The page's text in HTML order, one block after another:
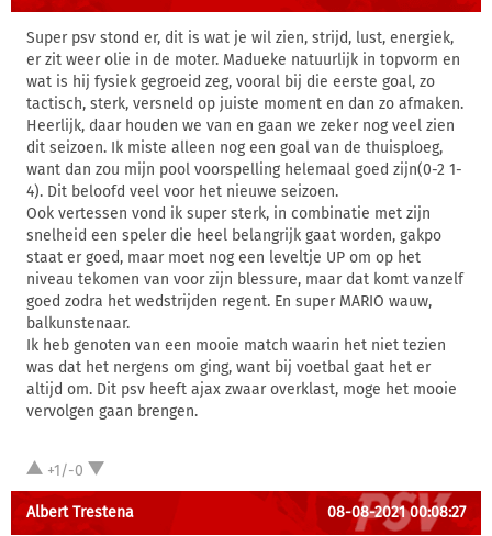
Super psv stond er, dit is wat je wil zien, strijd, lust, energiek,
er zit weer olie in de moter. Madueke natuurlijk in topvorm en
wat is hij fysiek gegroeid zeg, vooral bij die eerste goal, zo
tactisch, sterk, versneld op juiste moment en dan zo afmaken.
Heerlijk, daar houden we van en gaan we zeker nog veel zien
dit seizoen. Ik miste alleen nog een goal van de thuisploeg,
want dan zou mijn pool voorspelling helemaal goed zijn(0-2 1-
4). Dit beloofd veel voor het nieuwe seizoen.
Ook vertessen vond ik super sterk, in combinatie met zijn
snelheid een speler die heel belangrijk gaat worden, gakpo
staat er goed, maar moet nog een leveltje UP om op het
niveau tekomen van voor zijn blessure, maar dat komt vanzelf
goed zodra het wedstrijden regent. En super MARIO wauw,
balkunstenaar.
Ik heb genoten van een mooie match waarin het niet tezien
was dat het nergens om ging, want bij voetbal gaat het er
altijd om. Dit psv heeft ajax zwaar overklast, moge het mooie
vervolgen gaan brengen.
+1/-0
Albert Trestena 08-08-2021 00:08:27